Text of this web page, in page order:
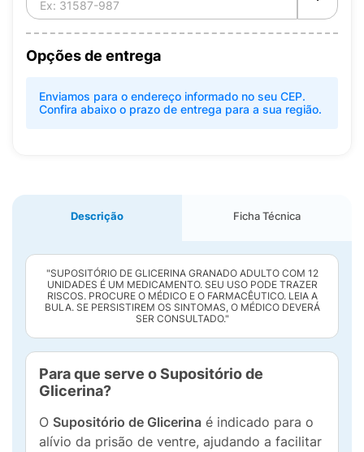
Opções de entrega
Enviamos para o endereço informado no seu CEP.
Confira abaixo o prazo de entrega para a sua região.
Descrição Ficha Técnica
"SUPOSITÓRIO DE GLICERINA GRANADO ADULTO COM 12
UNIDADES É UM MEDICAMENTO. SEU USO PODE TRAZER
RISCOS. PROCURE O MÉDICO E O FARMACÊUTICO. LEIA A
BULA. SE PERSISTIREM OS SINTOMAS, O MÉDICO DEVERÁ
SER CONSULTADO."
Para que serve o Supositório de
Glicerina?
O Supositório de Glicerina é indicado para o
alívio da prisão de ventre, ajudando a facilitar